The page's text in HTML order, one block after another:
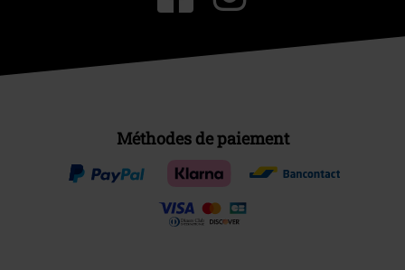
Méthodes de paiement